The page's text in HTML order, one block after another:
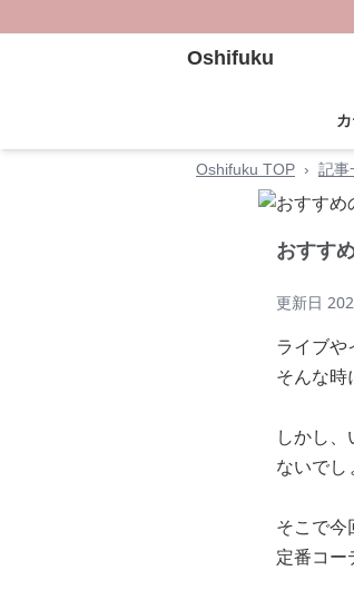
Oshifuku
Oshifuku TOP › 記事
おすす
更新日
ライブや
そんな時
しかし
ないでし
そこで今
定番コー